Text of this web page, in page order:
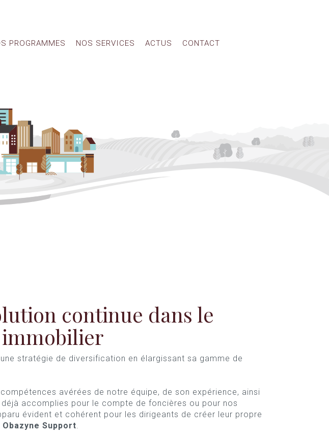
PROGRAMMES NOS SERVICES ACTUS CONTACT
continue dans le
stratégie de diversification en élargissant sa gamme de
avérées de notre équipe, de son expérience, ainsi
accomplies pour le compte de foncières ou pour nos
évident et cohérent pour les dirigeants de créer leur propre
Obazyne Support